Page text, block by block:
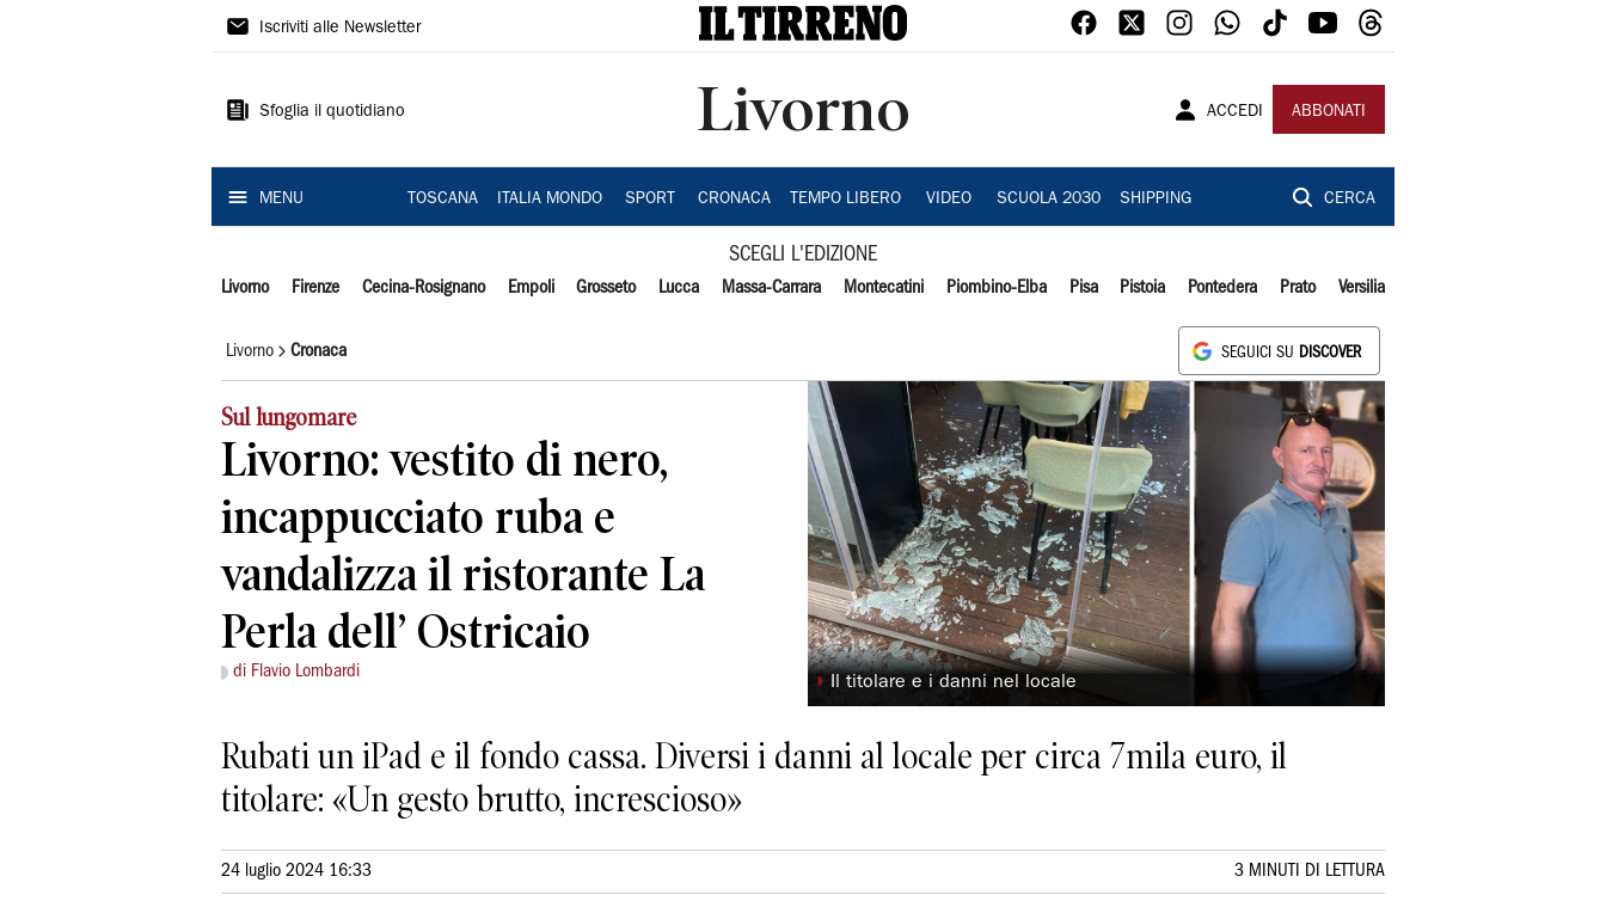
Il
Iscriviti alle Newsletter
Sfoglia il quotidiano Livorno ACCEDI ABBONATI
MENU TOSCANA ITALIA MONDO SPORT CRONACA TEMPO LIBERO VIDEO SCUOLA 2030 SHIPPING CERCA
SCEGLI L'EDIZIONE
Livorno Firenze Cecina-Rosignano Empoli Grosseto Lucca Massa-Carrara Montecatini Piombino-Elba Pisa Pistoia Pontedera Prato Versilia
Livorno Cronaca SEGUICI SU DISCOVER
Sul lungomare
Livorno: vestito di nero,
incappucciato ruba e
vandalizza il ristorante La
Perla dell’ Ostricaio
di Flavio Lombardi
◗ Il titolare e i danni nel locale
Rubati un iPad e il fondo cassa. Diversi i danni al locale per circa 7mila euro, il
titolare: «Un gesto brutto, increscioso»
24 luglio 2024 16:33 3 MINUTI DI LETTURA